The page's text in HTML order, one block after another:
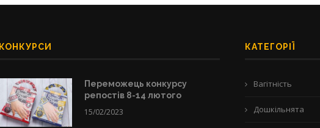
КОНКУРСИ
Переможець конкурсу
репостів 8-14 лютого
15/02/2023
КАТЕГОРІЇ
Вагітність
Дошкільнята